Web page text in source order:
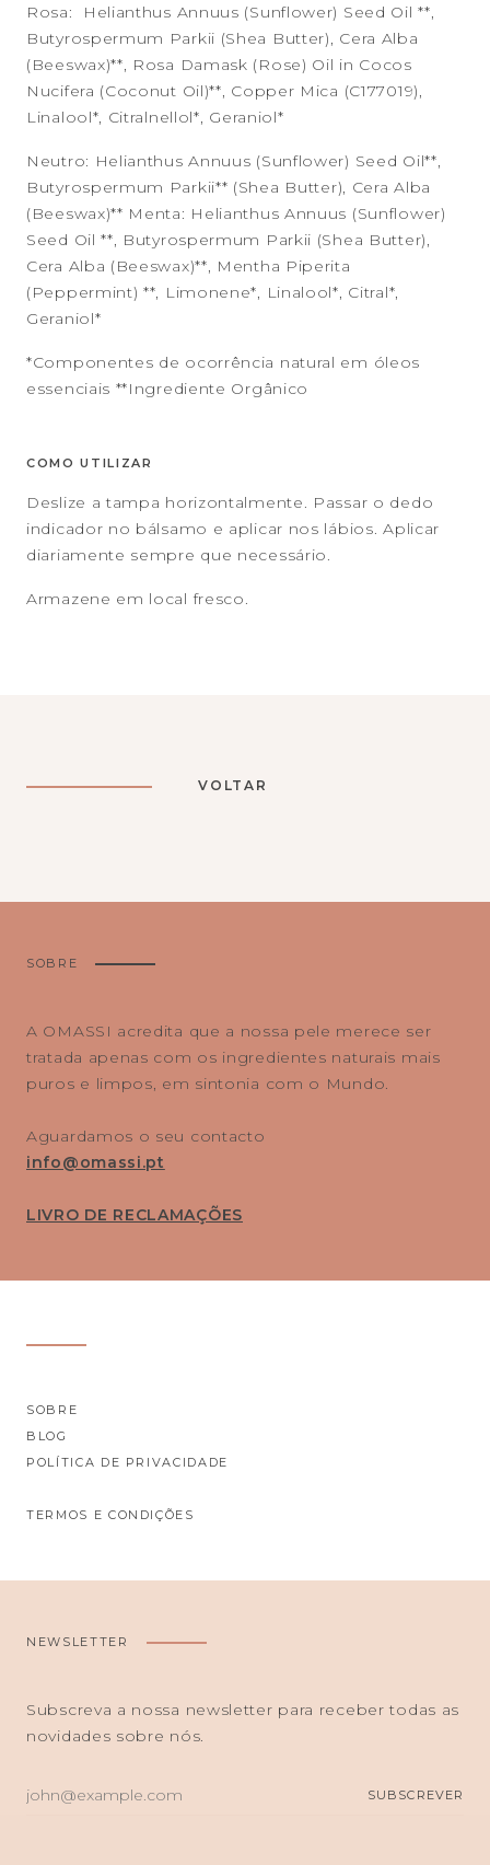
Rosa: Helianthus Annuus (Sunflower) Seed Oil **,
Butyrospermum Parkii (Shea Butter), Cera Alba
(Beeswax)**, Rosa Damask (Rose) Oil in Cocos
Nucifera (Coconut Oil)**, Copper Mica (C177019),
Linalool*, Citralnellol*, Geraniol*
Neutro: Helianthus Annuus (Sunflower) Seed Oil**,
Butyrospermum Parkii** (Shea Butter), Cera Alba
(Beeswax)** Menta: Helianthus Annuus (Sunflower)
Seed Oil **, Butyrospermum Parkii (Shea Butter),
Cera Alba (Beeswax)**, Mentha Piperita
(Peppermint) **, Limonene*, Linalool*, Citral*,
Geraniol*
*Componentes de ocorrência natural em óleos
essenciais **Ingrediente Orgânico
COMO UTILIZAR
Deslize a tampa horizontalmente. Passar o dedo
indicador no bálsamo e aplicar nos lábios. Aplicar
diariamente sempre que necessário.
Armazene em local fresco.
VOLTAR
SOBRE
A OMASSI acredita que a nossa pele merece ser
tratada apenas com os ingredientes naturais mais
puros e limpos, em sintonia com o Mundo.
Aguardamos o seu contacto
info@omassi.pt
LIVRO DE RECLAMAÇÕES
SOBRE
BLOG
POLÍTICA DE PRIVACIDADE
TERMOS E CONDIÇÕES
NEWSLETTER
Subscreva a nossa newsletter para receber todas as
novidades sobre nós.
SEU
SUBSCREVER